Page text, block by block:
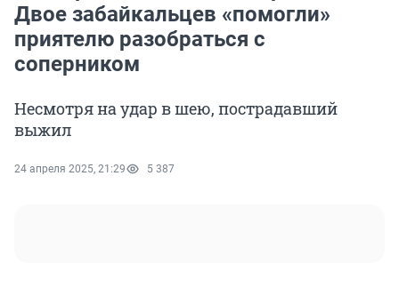
Двое забайкальцев «помогли»
приятелю разобраться с
соперником
Несмотря на удар в шею, пострадавший
выжил
24 апреля 2025, 21:29 5 387